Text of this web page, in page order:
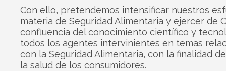
Con ello, pretendemos intensificar nuestros
materia de Seguridad Alimentaria y ejercer de
confluencia del conocimiento científico y
todos los agentes intervinientes en temas
con la Seguridad Alimentaria, con la finalidad
la salud de los consumidores.